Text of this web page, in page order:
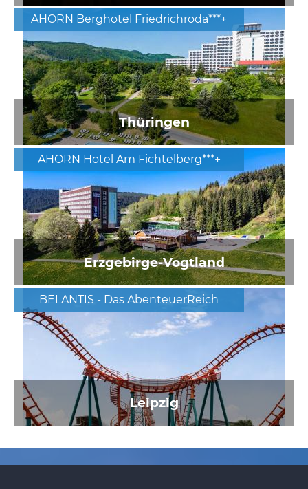
AHORN Berghotel Friedrichroda***+
Thüringen
AHORN Hotel Am Fichtelberg***+
Erzgebirge-Vogtland
BELANTIS - Das AbenteuerReich
Leipzig